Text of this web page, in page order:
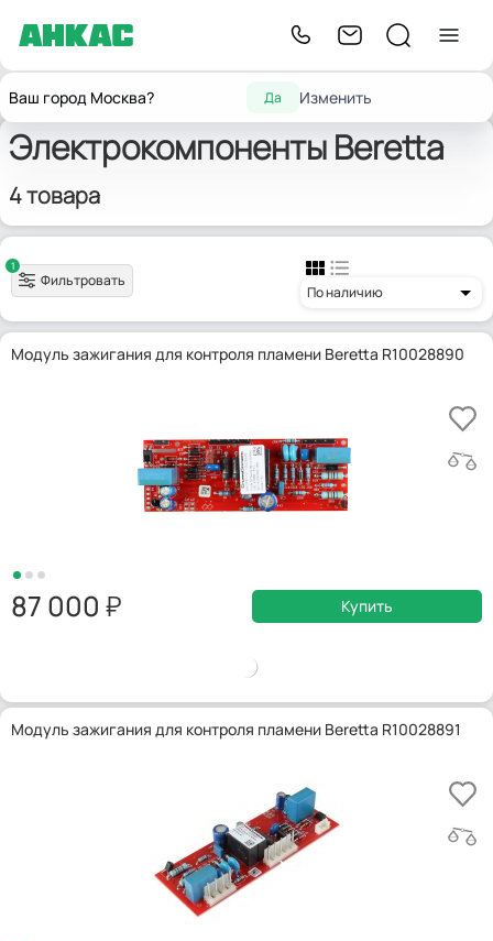
Ваш город Москва? Да Изменить
ГлавнаяЗапчасти для горелок Электрокомпоненты
Электрокомпоненты Beretta
4 товара
1
Фильтровать
По наличию
Модуль зажигания для контроля пламени Beretta R10028890
87 000 Купить
Модуль зажигания для контроля пламени Beretta R10028891